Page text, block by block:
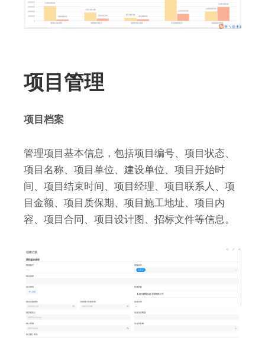
项目管理
项目档案
管理项目基本信息，包括项目编号、项目状态、
项目名称、项目单位、建设单位、项目开始时
间、项目结束时间、项目经理、项目联系人、项
目金额、项目质保期、项目施工地址、项目内
容、项目合同、项目设计图、招标文件等信息。